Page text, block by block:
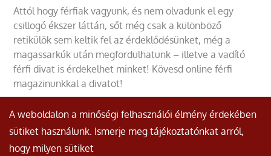
Attól hogy férfiak vagyunk, és nem olvadunk el egy
csillogó ékszer láttán, sőt még csak a különböző
retikülök sem keltik fel az érdeklődésünket, még a
magassarkúk után megfordulhatunk – illetve a vadító
férfi divat is érdekelhet minket! Kövesd online férfi
magazinunkkal a divatot!
© Minden jog fenntartva.
A weboldalon a minőségi felhasználói élmény érdekében
sütiket használunk. Ismerje meg tájékoztatónkat arról,
hogy milyen sütiket